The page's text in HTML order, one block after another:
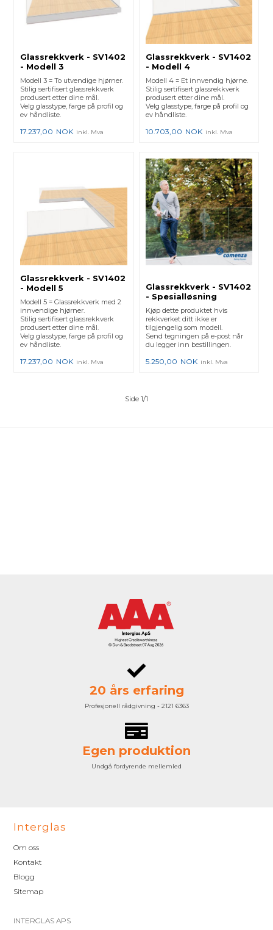
Glassrekkverk - SV1402
- Modell 3
Modell 3 = To utvendige hjørner.
Stilig sertifisert glassrekkverk
produsert etter dine mål.
Velg glasstype, farge på profil og
ev håndliste.
17.237,00 NOK inkl. Mva
Glassrekkverk - SV1402
- Modell 4
Modell 4 = Et innvendig hjørne.
Stilig sertifisert glassrekkverk
produsert etter dine mål.
Velg glasstype, farge på profil og
ev håndliste.
10.703,00 NOK inkl. Mva
Glassrekkverk - SV1402
- Modell 5
Modell 5 = Glassrekkverk med 2
innvendige hjørner.
Stilig sertifisert glassrekkverk
produsert etter dine mål.
Velg glasstype, farge på profil og
ev håndliste.
17.237,00 NOK inkl. Mva
Glassrekkverk - SV1402
- Spesialløsning
Kjøp dette produktet hvis
rekkverket ditt ikke er
tilgjengelig som modell.
Send tegningen på e-post når
du legger inn bestillingen.
5.250,00 NOK inkl. Mva
Side 1/1
20 års erfaring
Profesjonell rådgivning - 2121 6363
Egen produktion
Undgå fordyrende mellemled
Interglas
Om oss
Kontakt
Blogg
Sitemap
INTERGLAS APS